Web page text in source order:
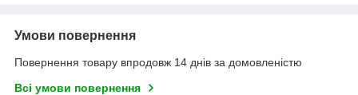
Умови повернення
Повернення товару впродовж 14 днів за домовленістю
Всі умови повернення